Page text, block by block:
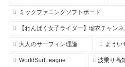
ミックファニングソフトボード
【わんぱく女子ライダー】瑠衣チャン
大人のサーフィン理論 ようい
WorldSurfLeague 波乗り高